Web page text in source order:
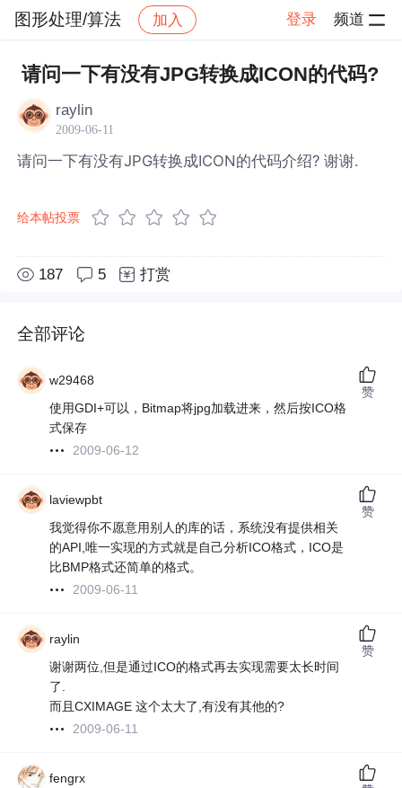
图形处理/算法 加入 登录 频道
社区 图形处理/算法 帖子详情
请问一下有没有JPG转换成ICON的代码?
raylin
2009-06-11
请问一下有没有JPG转换成ICON的代码介绍? 谢谢.
给本帖投票
187 5 打赏
全部评论
w29468
使用GDI+可以，Bitmap将jpg加载进来，然后按ICO格
式保存
2009-06-12
赞
laviewpbt
我觉得你不愿意用别人的库的话，系统没有提供相关
的API,唯一实现的方式就是自己分析ICO格式，ICO是
比BMP格式还简单的格式。
2009-06-11
赞
raylin
谢谢两位,但是通过ICO的格式再去实现需要太长时间
了.
而且CXIMAGE 这个太大了,有没有其他的?
2009-06-11
赞
fengrx